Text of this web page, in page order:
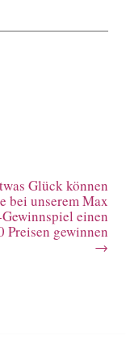
Glück können
bei unserem Max
einen
Preisen gewinnen
→